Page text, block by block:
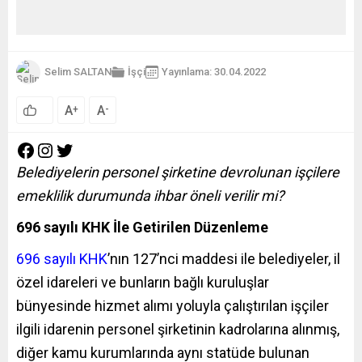
Selim SALTAN İşçi Yayınlama: 30.04.2022
A+ A-
Belediyelerin personel şirketine devrolunan işçilere
emeklilik durumunda ihbar öneli verilir mi?
696 sayılı KHK İle Getirilen Düzenleme
696 sayılı KHK’nın 127’nci maddesi ile belediyeler, il
özel idareleri ve bunların bağlı kuruluşlar
bünyesinde hizmet alımı yoluyla çalıştırılan işçiler
ilgili idarenin personel şirketinin kadrolarına alınmış,
diğer kamu kurumlarında aynı statüde bulunan